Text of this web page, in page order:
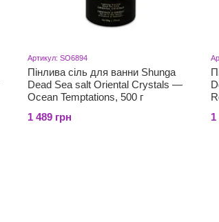
Артикул: SO6894
Пінлива сіль для ванни Shunga
Dead Sea salt Oriental Crystals —
Ocean Temptations, 500 г
1 489 грн
1